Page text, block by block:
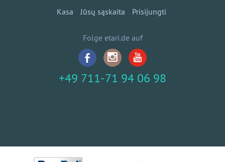
Kasa Jūsų sąskaita Prisijungti
Folge etari.de auf
+49 711-71 94 06 98